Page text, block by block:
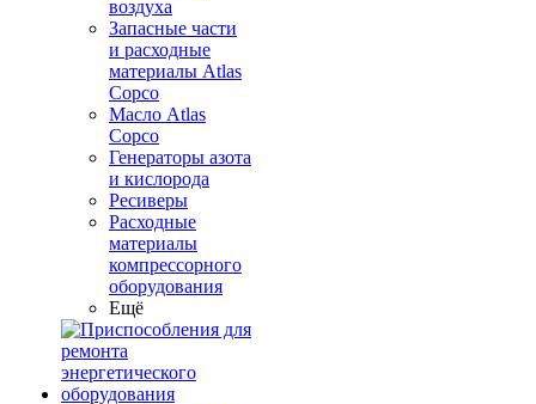
воздуха
Запасные части
и расходные
материалы Atlas
Copco
Масло Atlas
Copco
Генераторы азота
и кислорода
Ресиверы
Расходные
материалы
компрессорного
оборудования
Ещё